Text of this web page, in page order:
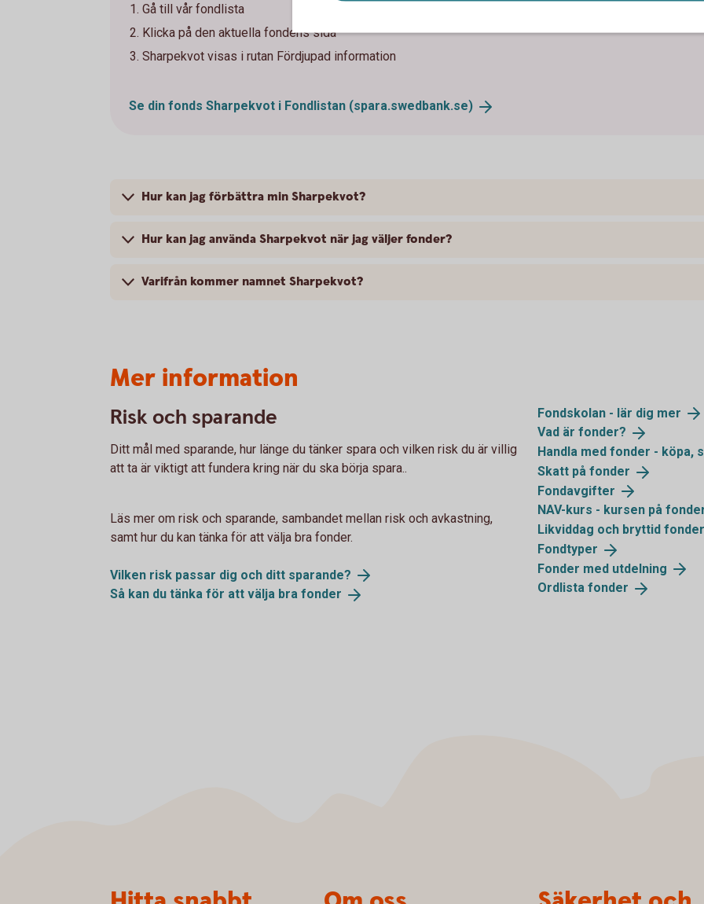
Gå till vår fondlista
Klicka på den aktuella fondens sida
Sharpekvot visas i rutan Fördjupad information
Se din fonds Sharpekvot i Fondlistan (spara.swedbank.se)
Hur kan jag förbättra min Sharpekvot?
Hur kan jag använda Sharpekvot när jag väljer fonder?
Varifrån kommer namnet Sharpekvot?
Mer information
Risk och sparande
Ditt mål med sparande, hur länge du tänker spara och vilken risk du är villig
att ta är viktigt att fundera kring när du ska börja spara..
Läs mer om risk och sparande, sambandet mellan risk och avkastning,
samt hur du kan tänka för att välja bra fonder.
Vilken risk passar dig och ditt sparande?
Så kan du tänka för att välja bra fonder
Fondskolan - lär dig mer
Vad är fonder?
Handla med fonder - köpa,
Skatt på fonder
Fondavgifter
NAV-kurs - kursen på
Likviddag och bryttid fonder
Fondtyper
Fonder med utdelning
Ordlista fonder